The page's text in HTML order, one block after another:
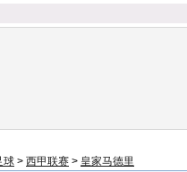
球 > 西甲联赛 > 皇家马德里